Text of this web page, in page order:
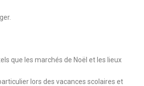
que les marchés de Noël et les lieux
lors des vacances scolaires et